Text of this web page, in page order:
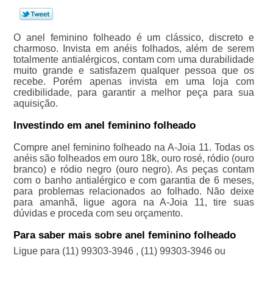
O anel feminino folheado é um clássico, discreto e
charmoso. Invista em anéis folhados, além de serem
totalmente antialérgicos, contam com uma durabilidade
muito grande e satisfazem qualquer pessoa que os
recebe. Porém apenas invista em uma loja com
credibilidade, para garantir a melhor peça para sua
aquisição.
Investindo em anel feminino folheado
Compre anel feminino folheado na A-Joia 11. Todas os
anéis são folheados em ouro 18k, ouro rosé, ródio (ouro
branco) e ródio negro (ouro negro). As peças contam
com o banho antialérgico e com garantia de 6 meses,
para problemas relacionados ao folhado. Não deixe
para amanhã, ligue agora na A-Joia 11, tire suas
dúvidas e proceda com seu orçamento.
Para saber mais sobre anel feminino folheado
Ligue para (11) 99303-3946, (11) 99303-3946ou